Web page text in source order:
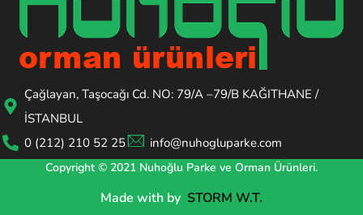
Çağlayan, Taşocağı Cd. NO: 79/A –79/B KAĞITHANE /
İSTANBUL
0 (212) 210 52 25
info@nuhogluparke.com
Made with by STORM W.T.
Copyright © 2021 Nuhoğlu Parke ve Orman Ürünleri.